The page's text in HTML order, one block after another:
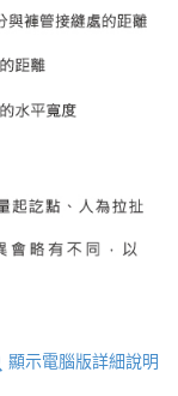
顯示電腦版詳細說明